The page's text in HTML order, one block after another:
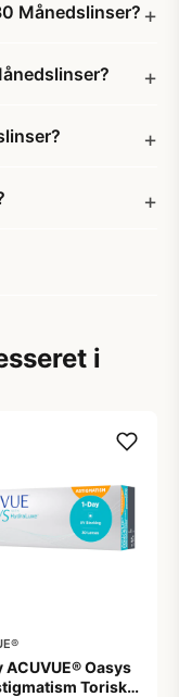
Månedslinser?
i
ACUVUE® Oasys
Toriske /